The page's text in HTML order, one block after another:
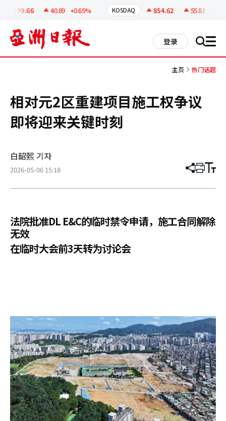
6299.66 40.89 +0.65% KOSDAQ 854.62 55.81
登录 搜 all
主页 热门话题
相对元2区重建项目施工权争议
即将迎来关键时刻
白韶熙 기자
2026-05-06 15:18 分
章
打 调
小
法院批准DL E&C的临时禁令申请，施工合同解除
无效
在临时大会前3天转为讨论会